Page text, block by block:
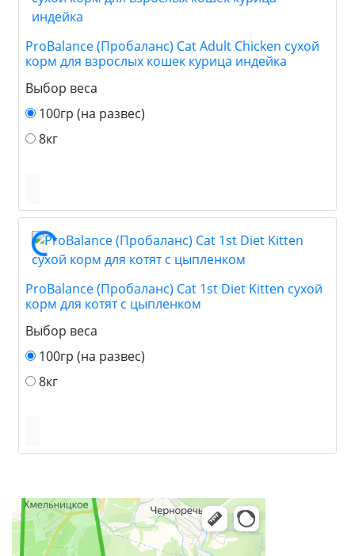
ProBalance (Пробаланс) Cat Adult Chicken сухой
корм для взрослых кошек курица индейка
Выбор веса
100гр (на развес)
8кг
ProBalance (Пробаланс) Cat 1st Diet Kitten сухой
корм для котят с цыпленком
Выбор веса
100гр (на развес)
8кг